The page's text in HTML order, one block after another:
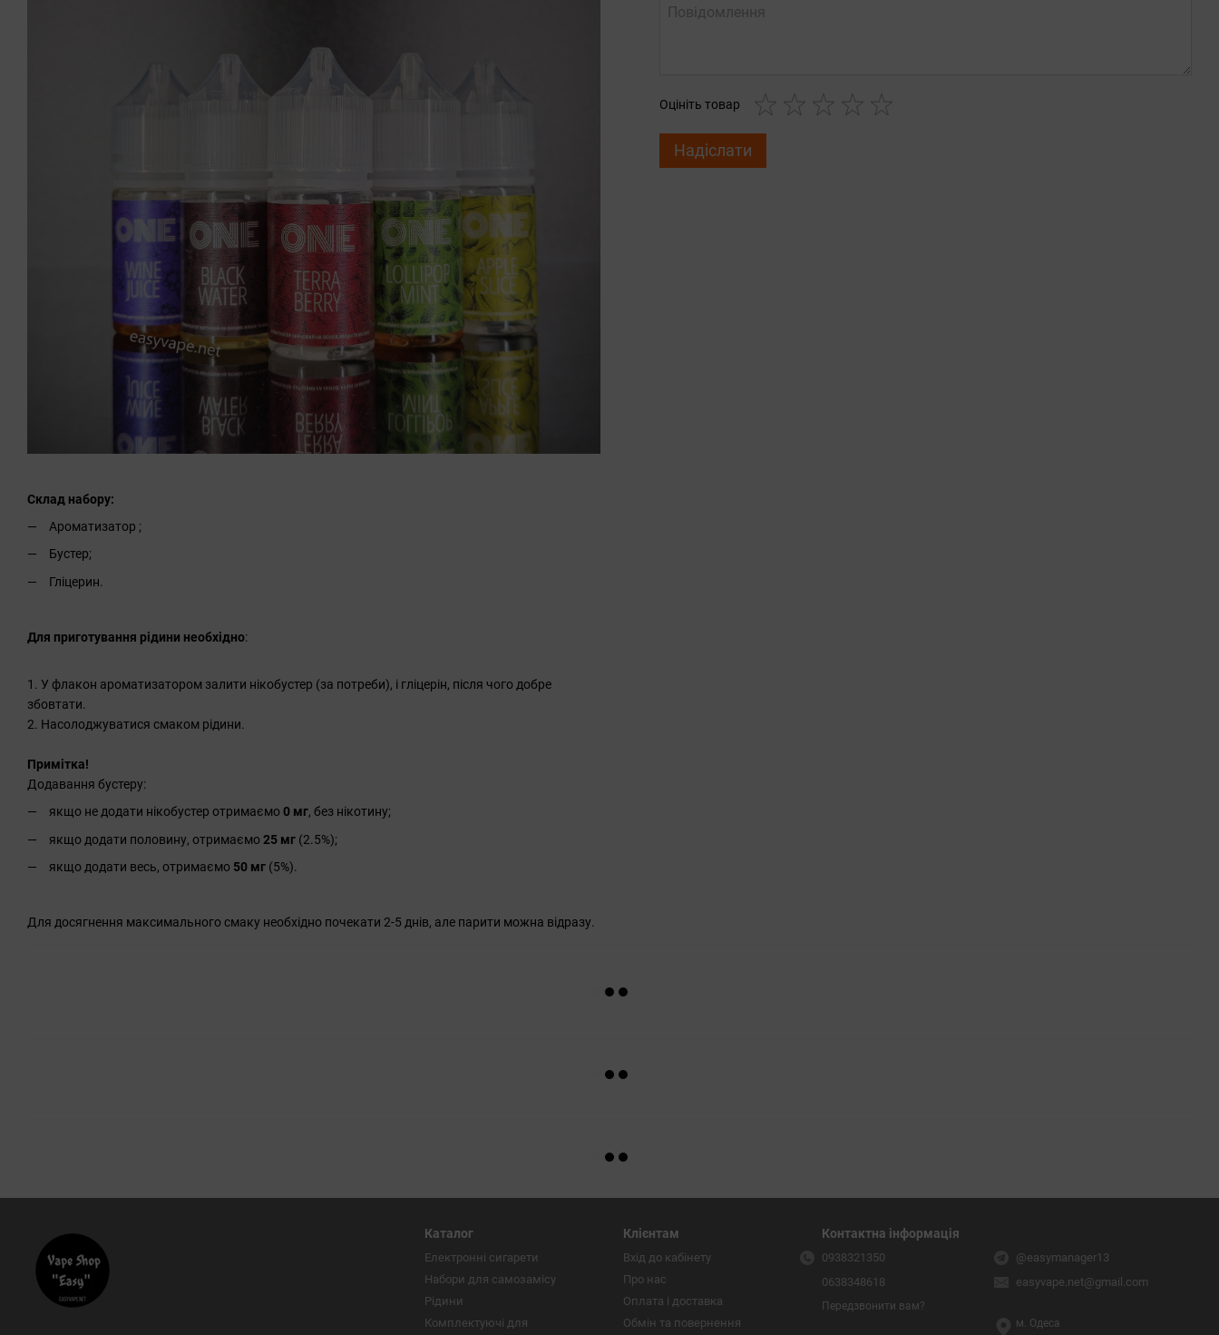
Склад набору:
Ароматизатор ;
Бустер;
Гліцерин.
Для приготування рідини необхідно:
1. У флакон ароматизатором залити нікобустер (за потреби), і гліцерін, після чого добре
збовтати.
2. Насолоджуватися смаком рідини.
Примітка!
Додавання бустеру:
якщо не додати нікобустер отримаємо 0 мг, без нікотину;
якщо додати половину, отримаємо 25 мг (2.5%);
якщо додати весь, отримаємо 50 мг (5%).
Для досягнення максимального смаку необхідно почекати 2-5 днів, але парити можна відразу.
Оцініть товар
Надіслати
Каталог
Електронні сигарети
Набори для самозамісу
Рідини
Комплектуючі для
Клієнтам
Вхід до кабінету
Про нас
Оплата і доставка
Обмін та повернення
Контактна інформація
0938321350
0638348618
Передзвонити вам?
@easymanager13
easyvape.net@gmail.com
м. Одеса